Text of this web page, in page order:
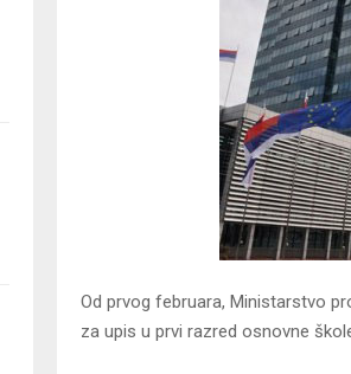
Od prvog februara, Ministarstvo
za upis u prvi razred osnovne